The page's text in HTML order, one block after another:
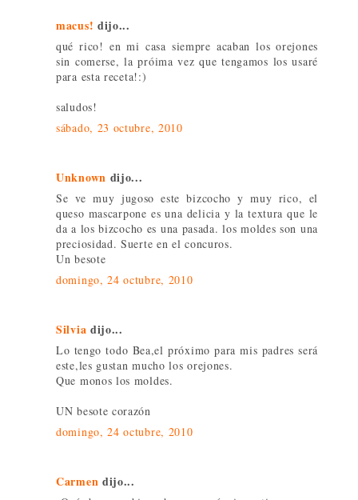
macus! dijo...
qué rico! en mi casa siempre acaban los orejones
sin comerse, la próima vez que tengamos los usaré
para esta receta!:)
saludos!
sábado, 23 octubre, 2010
Unknown dijo...
Se ve muy jugoso este bizcocho y muy rico, el
queso mascarpone es una delicia y la textura que le
da a los bizcocho es una pasada. los moldes son una
preciosidad. Suerte en el concuros.
Un besote
domingo, 24 octubre, 2010
Silvia dijo...
Lo tengo todo Bea,el próximo para mis padres será
este,les gustan mucho los orejones.
Que monos los moldes.
UN besote corazón
domingo, 24 octubre, 2010
Carmen dijo...